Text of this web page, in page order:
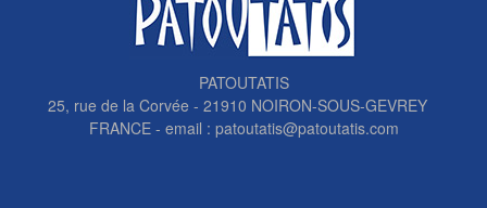
PATOUTATIS
25, rue de la Corvée - 21910 NOIRON-SOUS-GEVREY
FRANCE - email : patoutatis@patoutatis.com